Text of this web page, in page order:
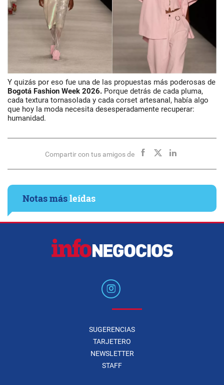
Y quizás por eso fue una de las propuestas más poderosas de
Bogotá Fashion Week 2026. Porque detrás de cada pluma,
cada textura tornasolada y cada corset artesanal, había algo
que hoy la moda necesita desesperadamente recuperar:
humanidad.
Compartir con tus amigos de
Notas másleídas
SUGERENCIAS
TARJETERO
NEWSLETTER
STAFF